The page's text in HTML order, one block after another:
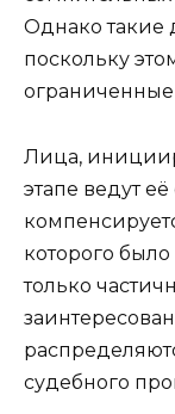
Однако такие
поскольку
ограниченные
Лица,
этапе ведут
которого
только
судебного